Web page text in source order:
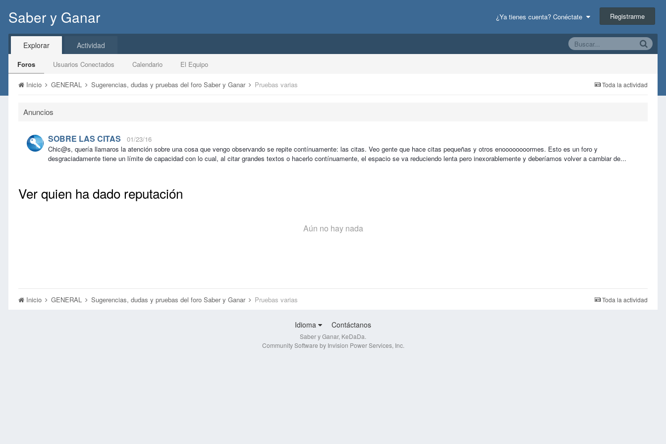
Saber y Ganar ¿Ya tienes cuenta? Conéctate Registrarme
Explorar
Foros Usuarios Conectados Calendario El Equipo
Actividad
Toda la actividad
Inicio GENERAL Sugerencias, dudas y pruebas del foro Saber y Ganar Pruebas varias
Anuncios
SOBRE LAS CITAS
01/23/16
Chic@s, quería llamaros la atención sobre una cosa que vengo observando se repite contínuamente: las citas. Veo gente que hace citas pequeñas y otros enoooooooormes. Esto es un foro y
desgraciadamente tiene un límite de capacidad con lo cual, al citar grandes textos o hacerlo contínuamente, el espacio se va reduciendo lenta pero inexorablemente y deberíamos volver a cambiar de...
Ver quien ha dado reputación
Aún no hay nada
Toda la actividad
Inicio GENERAL Sugerencias, dudas y pruebas del foro Saber y Ganar Pruebas varias
Idioma Contáctanos
Saber y Ganar, KeDaDa.
Community Software by Invision Power Services, Inc.